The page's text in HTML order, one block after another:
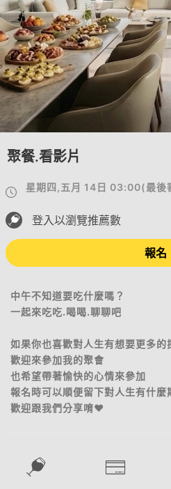
聚餐.看影片
星期四,五月 14日 03:00(最後
登入以瀏覽推薦數
報名
中午不知道要吃什麼嗎？
一起來吃吃.喝喝.聊聊吧
如果你也喜歡對人生有想要更多的
歡迎來參加我的聚會
也希望帶著愉快的心情來參加
報名時可以順便留下對人生有什麼
歡迎跟我們分享唷❤️